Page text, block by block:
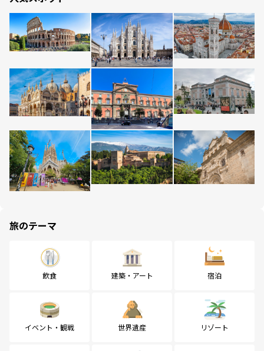
旅のテーマ
飲食 建築・アート 宿泊
イベント・観戦 世界遺産 リゾート